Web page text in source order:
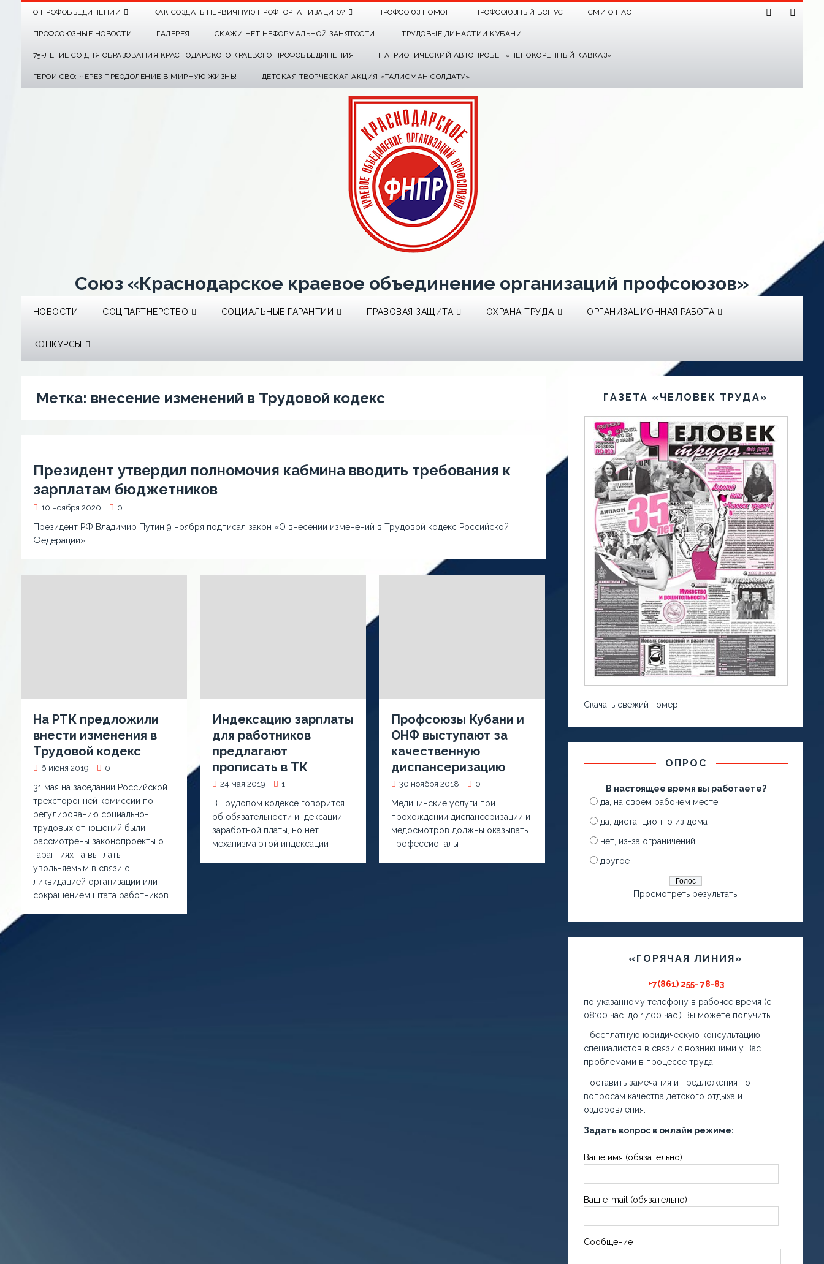
О ПРОФОБЪЕДИНЕНИИ КАК СОЗДАТЬ ПЕРВИЧНУЮ ПРОФ. ОРГАНИЗАЦИЮ? ПРОФСОЮЗ ПОМОГ ПРОФСОЮЗНЫЙ БОНУС СМИ О НАС
ПРОФСОЮЗНЫЕ НОВОСТИ ГАЛЕРЕЯ СКАЖИ НЕТ НЕФОРМАЛЬНОЙ ЗАНЯТОСТИ! ТРУДОВЫЕ ДИНАСТИИ КУБАНИ
75-ЛЕТИЕ СО ДНЯ ОБРАЗОВАНИЯ КРАСНОДАРСКОГО КРАЕВОГО ПРОФОБЪЕДИНЕНИЯ ПАТРИОТИЧЕСКИЙ АВТОПРОБЕГ «НЕПОКОРЕННЫЙ КАВКАЗ»
ГЕРОИ СВО: ЧЕРЕЗ ПРЕОДОЛЕНИЕ В МИРНУЮ ЖИЗНЬ! ДЕТСКАЯ ТВОРЧЕСКАЯ АКЦИЯ «ТАЛИСМАН СОЛДАТУ»
Союз «Краснодарское краевое объединение организаций профсоюзов»
НОВОСТИ СОЦПАРТНЕРСТВО СОЦИАЛЬНЫЕ ГАРАНТИИ ПРАВОВАЯ ЗАЩИТА ОХРАНА ТРУДА ОРГАНИЗАЦИОННАЯ РАБОТА
КОНКУРСЫ
Метка: внесение изменений в Трудовой кодекс
Президент утвердил полномочия кабмина вводить требования к
зарплатам бюджетников
10 ноября 2020 0
Президент РФ Владимир Путин 9 ноября подписал закон «О внесении изменений в Трудовой кодекс Российской
Федерации»
На РТК предложили
внести изменения в
Трудовой кодекс
6 июня 2019 0
31 мая на заседании Российской
трехсторонней комиссии по
регулированию социально-
трудовых отношений были
рассмотрены законопроекты о
гарантиях на выплаты
увольняемым в связи с
ликвидацией организации или
сокращением штата работников
Индексацию зарплаты
для работников
предлагают
прописать в ТК
24 мая 2019 1
В Трудовом кодексе говорится
об обязательности индексации
заработной платы, но нет
механизма этой индексации
Профсоюзы Кубани и
ОНФ выступают за
качественную
диспансеризацию
30 ноября 2018 0
Медицинские услуги при
прохождении диспансеризации и
медосмотров должны оказывать
профессионалы
ГАЗЕТА «ЧЕЛОВЕК ТРУДА»
Скачать свежий номер
ОПРОС
В настоящее время вы работаете?
да, на своем рабочем месте
да, дистанционно из дома
нет, из-за ограничений
другое
Просмотреть результаты
«ГОРЯЧАЯ ЛИНИЯ»
+7(861) 255- 78-83
по указанному телефону в рабочее время (с
08:00 час. до 17:00 час.) Вы можете получить:
- бесплатную юридическую консультацию
специалистов в связи с возникшими у Вас
проблемами в процессе труда;
- оставить замечания и предложения по
вопросам качества детского отдыха и
оздоровления.
Задать вопрос в онлайн режиме:
Ваше имя (обязательно)
Ваш e-mail (обязательно)
Сообщение